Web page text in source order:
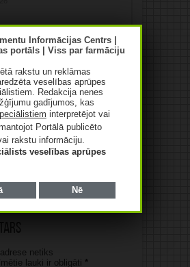
grib lietot kreatīnu
audzēšanai! Ko
netiks
lauki ir obligāti *
rakstu un reklāmas
veselības aprūpes
Redakcija nenes
gadījumos, kas
interpretējot vai
Portālā publicēto
rakstu informāciju.
veselības aprūpes
Nē